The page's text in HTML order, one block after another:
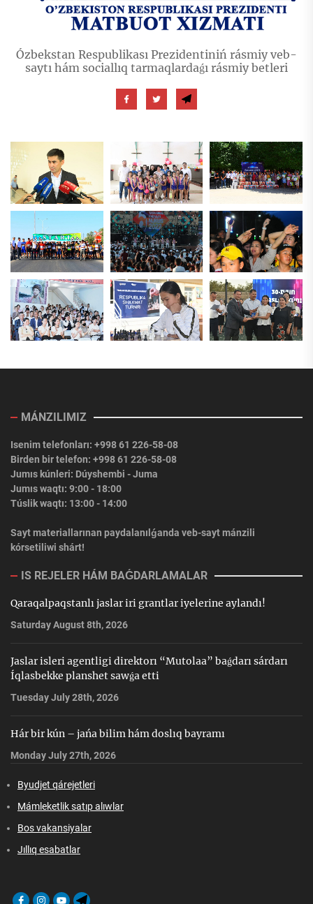
Ózbekstan Respublikası Prezidentiniń rásmiy veb-
saytı hám sociallıq tarmaqlardaǵı rásmiy betleri
MÁNZILIMIZ
Isenim telefonları: +998 61 226-58-08
Birden bir telefon: +998 61 226-58-08
Jumıs kúnleri: Dúyshembi - Juma
Jumıs waqtı: 9:00 - 18:00
Túslik waqtı: 13:00 - 14:00
Sayt materiallarınan paydalanılǵanda veb-sayt mánzili
kórsetiliwi shárt!
IS REJELER HÁM BAǴDARLAMALAR
Qaraqalpaqstanlı jaslar iri grantlar iyelerine aylandı!
Saturday August 8th, 2026
Jaslar isleri agentligi direktorı “Mutolaa” baǵdarı sárdarı
Íqlasbekke planshet sawǵa etti
Tuesday July 28th, 2026
Hár bir kún – jańa bilim hám doslıq bayramı
Monday July 27th, 2026
Byudjet qárejetleri
Mámleketlik satıp alıwlar
Bos vakansiyalar
Jıllıq esabatlar
FacebookInstagram
YoutubeTelegram